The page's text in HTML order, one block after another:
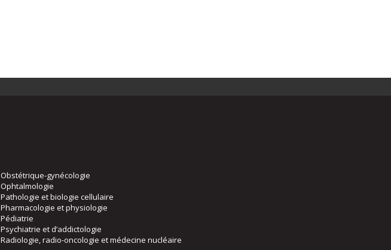
Obstétrique-gynécologie
Ophtalmologie
Pathologie et biologie cellulaire
Pharmacologie et physiologie
Pédiatrie
Psychiatrie et d’addictologie
Radiologie, radio-oncologie et médecine nucléaire